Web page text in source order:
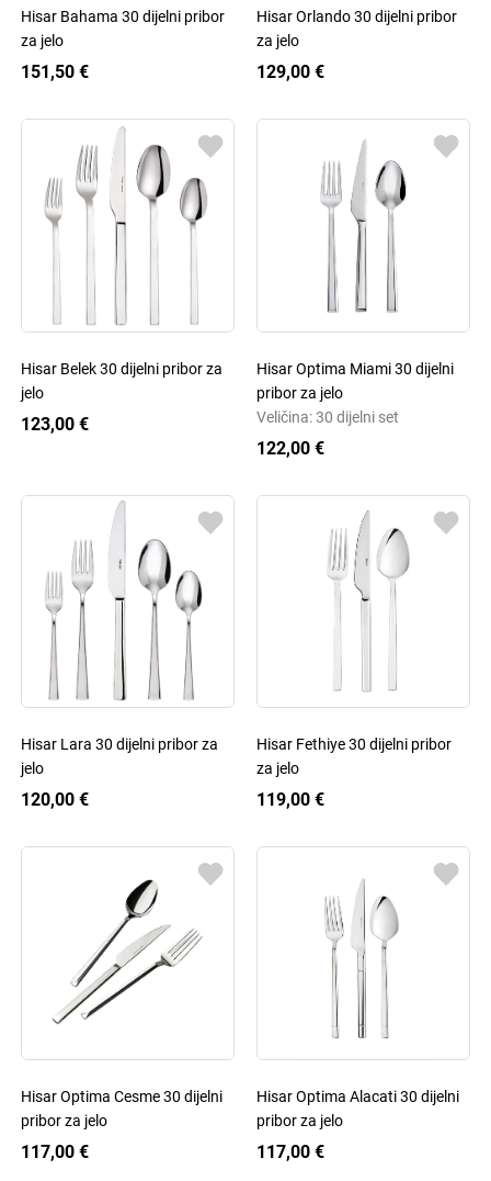
Hisar Bahama 30 dijelni pribor
za jelo
151,50 €
Hisar Orlando 30 dijelni pribor
za jelo
129,00 €
Hisar Belek 30 dijelni pribor za
jelo
123,00 €
Hisar Optima Miami 30 dijelni
pribor za jelo
Veličina: 30 dijelni set
122,00 €
Hisar Lara 30 dijelni pribor za
jelo
120,00 €
Hisar Fethiye 30 dijelni pribor
za jelo
119,00 €
Hisar Optima Cesme 30 dijelni
pribor za jelo
117,00 €
Hisar Optima Alacati 30 dijelni
pribor za jelo
117,00 €